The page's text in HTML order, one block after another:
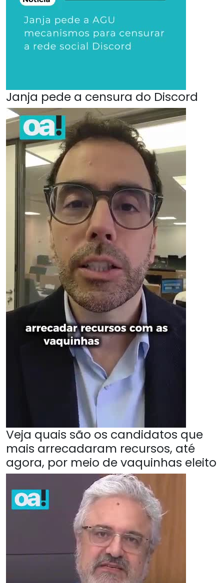
Janja pede a censura do Discord
Veja quais são os candidatos que
mais arrecadaram recursos, até
agora, por meio de vaquinhas eleito